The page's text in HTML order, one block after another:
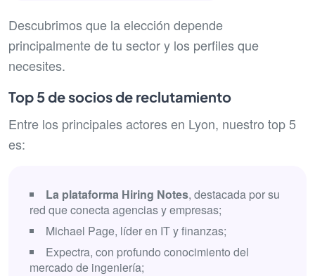
Descubrimos que la elección depende
principalmente de tu sector y los perfiles que
necesites.
Top 5 de socios de reclutamiento
Entre los principales actores en Lyon, nuestro top 5
es:
La plataforma Hiring Notes, destacada por su
red que conecta agencias y empresas;
Michael Page, líder en IT y finanzas;
Expectra, con profundo conocimiento del
mercado de ingeniería;